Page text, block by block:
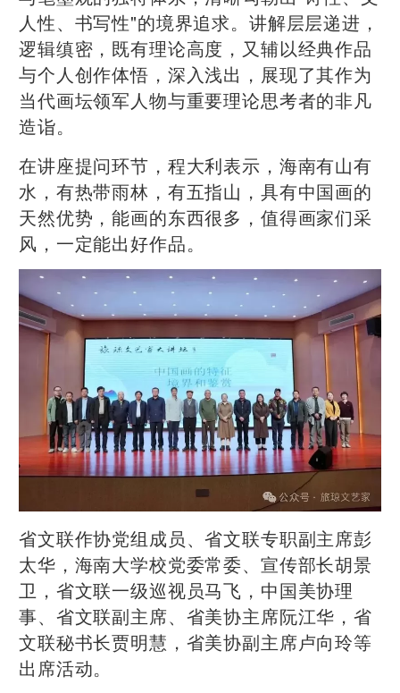
人性、书写性"的境界追求。讲解层层递进，
逻辑缜密，既有理论高度，又辅以经典作品
与个人创作体悟，深入浅出，展现了其作为
当代画坛领军人物与重要理论思考者的非凡
造诣。
在讲座提问环节，程大利表示，海南有山有
水，有热带雨林，有五指山，具有中国画的
天然优势，能画的东西很多，值得画家们采
风，一定能出好作品。
省文联作协党组成员、省文联专职副主席彭
太华，海南大学校党委常委、宣传部长胡景
卫，省文联一级巡视员马飞，中国美协理
事、省文联副主席、省美协主席阮江华，省
文联秘书长贾明慧，省美协副主席卢向玲等
出席活动。